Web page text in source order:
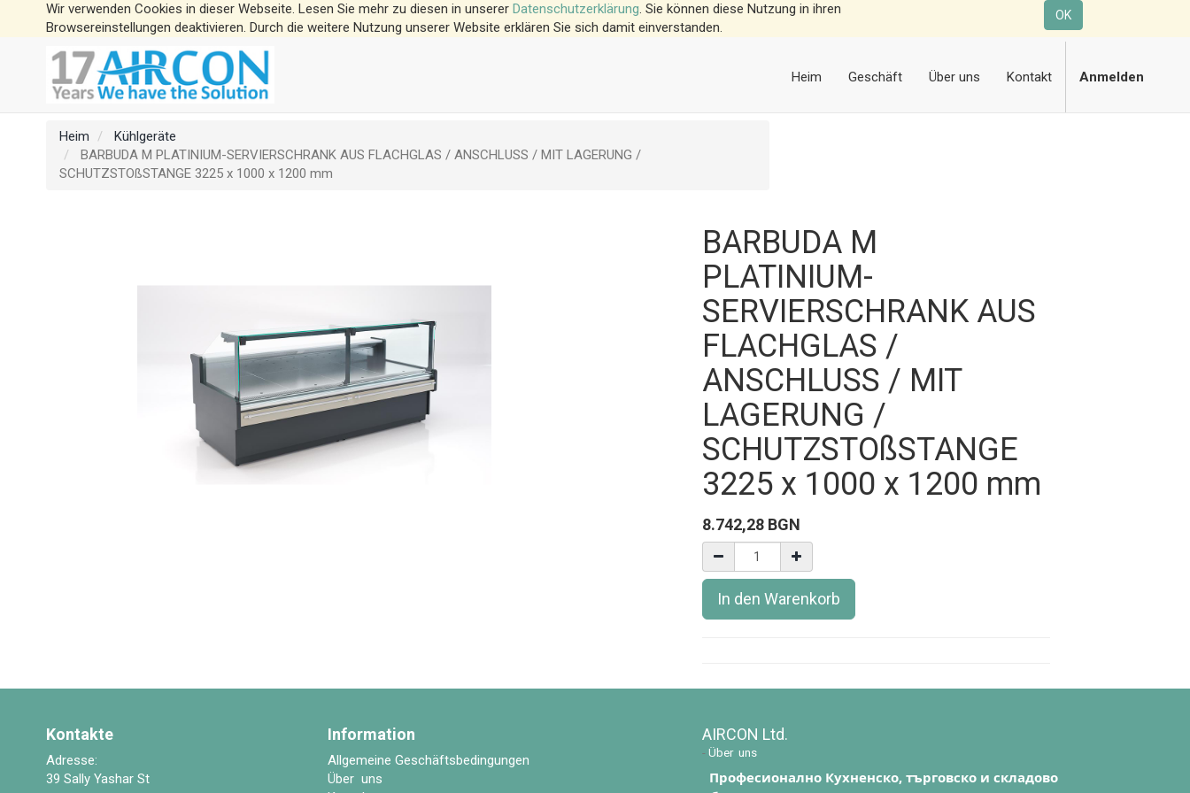
Wir verwenden Cookies in dieser Webseite. Lesen Sie mehr zu diesen in unserer Datenschutzerklärung. Sie können diese Nutzung in ihren
Browsereinstellungen deaktivieren. Durch die weitere Nutzung unserer Website erklären Sie sich damit einverstanden.
OK
Heim Geschäft Über uns Kontakt Anmelden
Heim
Kühlgeräte
BARBUDA M PLATINIUM-SERVIERSCHRANK AUS FLACHGLAS / ANSCHLUSS / MIT LAGERUNG /
SCHUTZSTOßSTANGE 3225 x 1000 x 1200 mm
BARBUDA M
PLATINIUM-
SERVIERSCHRANK AUS
FLACHGLAS /
ANSCHLUSS / MIT
LAGERUNG /
SCHUTZSTOßSTANGE
3225 x 1000 x 1200 mm
8.742,28BGN
In den Warenkorb
Kontakte
Adresse:
39 Sally Yashar St
Information
Allgemeine Geschäftsbedingungen
Über uns
AIRCON Ltd.
- Über uns
Професионално Кухненско, търговско и складово